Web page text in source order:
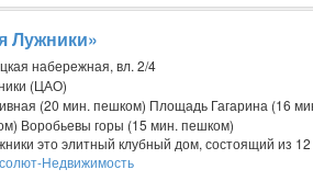
Лужники»
набережная, вл. 2/4
(ЦАО)
(20 мин. пешком) Площадь Гагарина (16
Воробьевы горы (15 мин. пешком)
это элитный клубный дом, состоящий из
Недвижимость